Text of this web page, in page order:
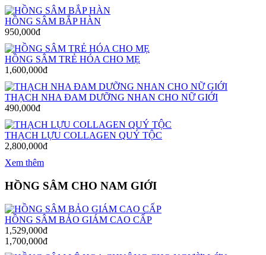
HỒNG SÂM BẮP HÀN
950,000đ
HỒNG SÂM TRẺ HÓA CHO MẸ
1,600,000đ
THẠCH NHA ĐAM DƯỠNG NHAN CHO NỮ GIỚI
490,000đ
THẠCH LỰU COLLAGEN QUÝ TỘC
2,800,000đ
Xem thêm
HỒNG SÂM CHO NAM GIỚI
HỒNG SÂM BẢO GIÁM CAO CẤP
1,529,000đ
1,700,000đ